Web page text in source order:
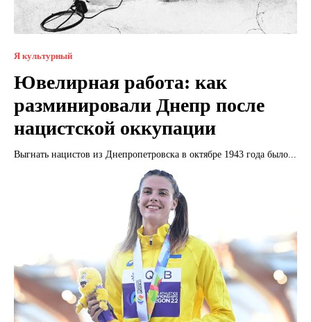
Я культурный
Ювелирная работа: как
разминировали Днепр после
нацистской оккупации
Выгнать нацистов из Днепропетровска в октябре 1943 года было...